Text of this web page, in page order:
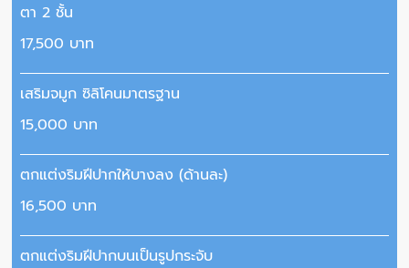
ตา 2 ชั้น
17,500 บาท
เสริมจมูก ซิลิโคนมาตรฐาน
15,000 บาท
ตกแต่งริมฝีปากให้บางลง (ด้านละ)
16,500 บาท
ตกแต่งริมฝีปากบนเป็นรูปกระจับ